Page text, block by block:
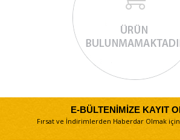
E-BÜLTENİMİZE KAYIT
Fırsat ve İndirimlerden Haberdar Olmak